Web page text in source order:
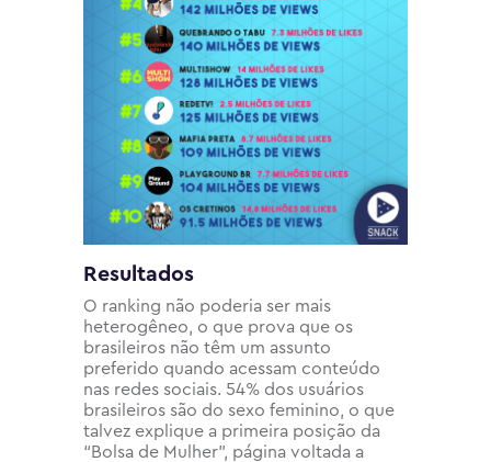
Resultados
O ranking não poderia ser mais
heterogêneo, o que prova que os
brasileiros não têm um assunto
preferido quando acessam conteúdo
nas redes sociais. 54% dos usuários
brasileiros são do sexo feminino, o que
talvez explique a primeira posição da
“Bolsa de Mulher”, página voltada a